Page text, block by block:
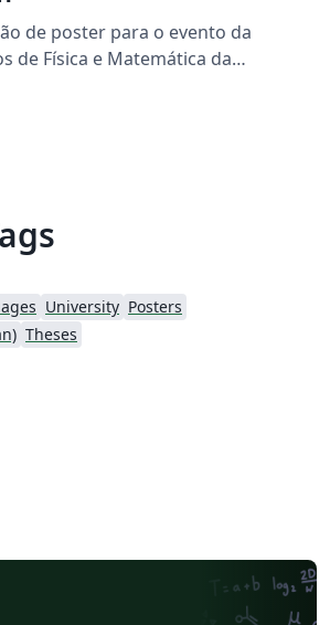
de poster para o evento da
de Física e Matemática da
University Posters
Theses